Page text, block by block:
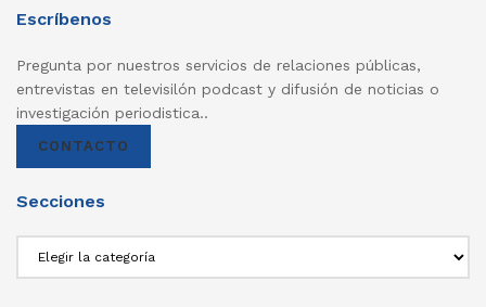
Escríbenos
Pregunta por nuestros servicios de relaciones públicas,
entrevistas en televisilón podcast y difusión de noticias o
investigación periodistica..
CONTACTO
Secciones